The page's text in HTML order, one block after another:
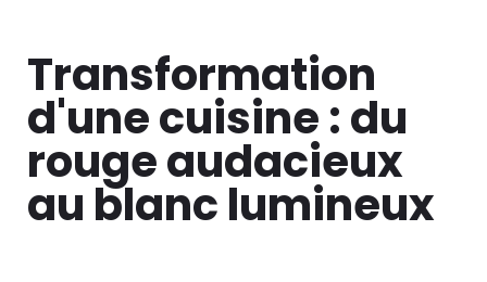
Transformation
d'une cuisine : du
rouge audacieux
au blanc lumineux